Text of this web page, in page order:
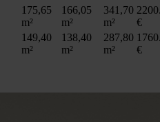
175,65
m²
166,05
m²
341,70
m²
€
149,40
m²
138,40
m²
287,80
m²
€